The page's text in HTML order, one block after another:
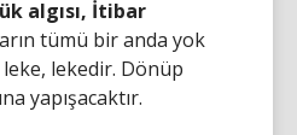
algısı, İtibar
tümü bir anda yok
lekedir. Dönüp
yapışacaktır.